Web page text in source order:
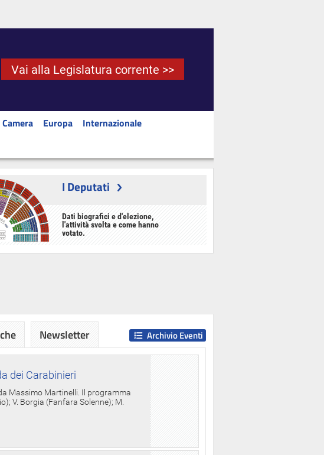
Vai alla Legislatura corrente >>
Europa
Internazionale
I Deputati
Dati biografici e d'elezione,
l'attività svolta e come hanno
votato.
dei Carabinieri
Massimo Martinelli. Il programma
V. Borgia (Fanfara Solenne); M.
Archivio Eventi
Newsletter